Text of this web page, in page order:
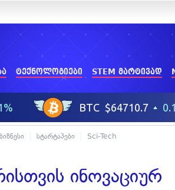
ტექნოლოგიები STEM მარტივად
ბიზნესი სტარტაპები Sci-Tech
ინოვაციურ